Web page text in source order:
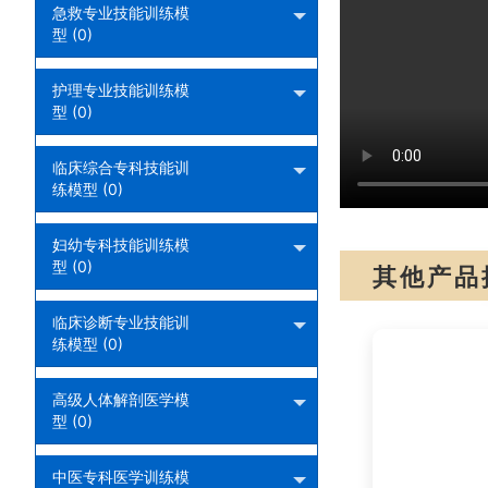
其他产品
急救专业技能训练模
型 (0)
护理专业技能训练模
型 (0)
临床综合专科技能训
练模型 (0)
妇幼专科技能训练模
型 (0)
临床诊断专业技能训
练模型 (0)
高级人体解剖医学模
型 (0)
中医专科医学训练模